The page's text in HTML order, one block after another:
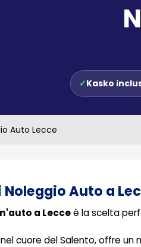
✓Kasko
Auto Lecce
Auto a
a Lecceè la scelta
cuore del Salento, offre un